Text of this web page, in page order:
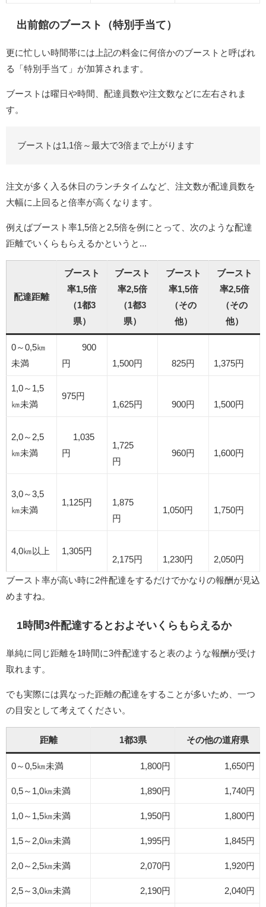
出前館のブースト（特別手当て）
更に忙しい時間帯には上記の料金に何倍かのブーストと呼ばれ
る「特別手当て」が加算されます。
ブーストは曜日や時間、配達員数や注文数などに左右されま
す。
ブーストは1,1倍～最大で3倍まで上がります
注文が多く入る休日のランチタイムなど、注文数が配達員数を
大幅に上回ると倍率が高くなります。
例えばブースト率1,5倍と2,5倍を例にとって、次のような配達
距離でいくらもらえるかというと...
配達距離
ブースト
率1,5倍
（1都3
県）
ブースト
率2,5倍
（1都3
県）
ブースト
率1,5倍
（その
他）
ブースト
率2,5倍
（その
他）
0～0,5㎞
未満
900
円
1,500円 825円 1,375円
1,0～1,5
㎞未満
975円
1,625円
900円 1,500円
2,0～2,5
㎞未満
1,035
円
1,725
円
960円 1,600円
3,0～3,5
㎞未満
1,125円
1,875
円
1,050円 1,750円
4,0㎞以上
1,305円
2,175円
1,230円 2,050円
ブースト率が高い時に2件配達をするだけでかなりの報酬が見込
めますね。
1時間3件配達するとおよそいくらもらえるか
単純に同じ距離を1時間に3件配達すると表のような報酬が受け
取れます。
でも実際には異なった距離の配達をすることが多いため、一つ
の目安として考えてください。
距離 1都3県 その他の道府県
0～0,5㎞未満 1,800円 1,650円
0,5～1,0㎞未満 1,890円 1,740円
1,0～1,5㎞未満 1,950円 1,800円
1,5～2,0㎞未満 1,995円 1,845円
2,0～2,5㎞未満 2,070円 1,920円
2,5～3,0㎞未満 2,190円 2,040円